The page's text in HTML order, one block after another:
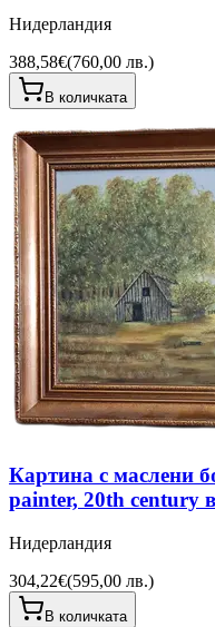
Нидерландия
388,58€(760,00 лв.)
В количката
Картина с маслени
painter, 20th century
Нидерландия
304,22€(595,00 лв.)
В количката